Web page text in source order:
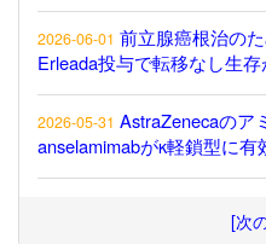
2026-06-01 前立腺癌根治の
Erleada投与で転移なし生
2026-05-31 AstraZenecaのア
anselamimabがκ軽鎖型に有
[次